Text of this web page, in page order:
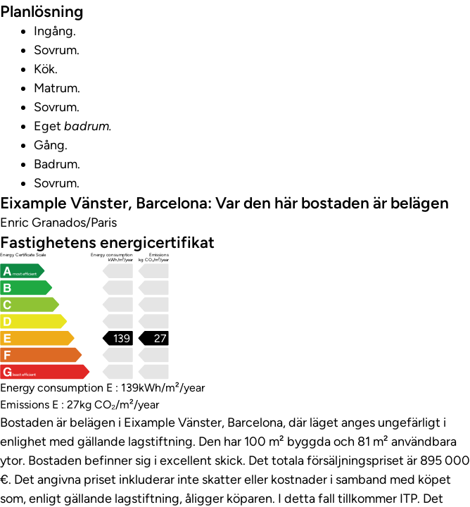
Planlösning
Ingång.
Sovrum.
Kök.
Matrum.
Sovrum.
Eget badrum.
Gång.
Badrum.
Sovrum.
Eixample Vänster, Barcelona: Var den här bostaden är belägen
Enric Granados/Paris
Fastighetens energicertifikat
Energy Certificate Scale
Energy consumption
kWh/m²/year
Emissions
kg CO₂/m²/year
most efficient
least efficient
27
139
Energy consumption E : 139kWh/m²/year
Emissions E : 27kg CO₂/m²/year
Bostaden är belägen i Eixample Vänster, Barcelona, där läget anges ungefärligt i
enlighet med gällande lagstiftning. Den har 100 m² byggda och 81 m² användbara
ytor. Bostaden befinner sig i excellent skick. Det totala försäljningspriset är 895 000
€. Det angivna priset inkluderar inte skatter eller kostnader i samband med köpet
som, enligt gällande lagstiftning, åligger köparen. I detta fall tillkommer ITP. Det